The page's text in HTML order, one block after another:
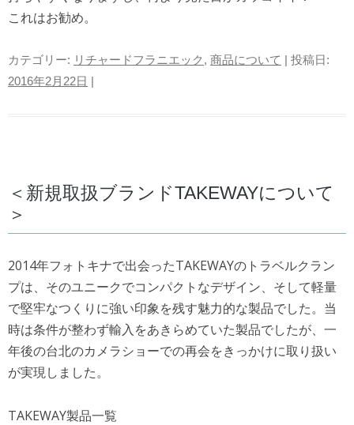
これはお勧め。
カテゴリー: リチャードフラニエック , 商品について
| 投稿日:
2016年2月22日
＜新規取扱ブランドTAKEWAYについて
＞
2014年フォトキナで出会ったTAKEWAYのトラベルクラン
プは、そのユニークでコンパクトなデザイン、そして軽量
で堅牢なつくりに強い印象を残す魅力的な製品でした。当
時は条件が整わず輸入をあきらめていた製品でしたが、一
年後の台北のカメラショーでの再会をきっかけに取り扱い
が実現しました。
TAKEWAY製品一覧